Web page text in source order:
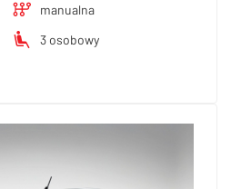
manualna
3 osobowy